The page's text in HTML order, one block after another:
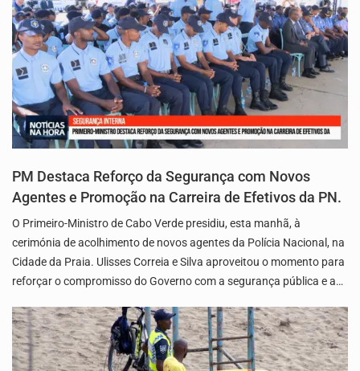
PM Destaca Reforço da Segurança com Novos
Agentes e Promoção na Carreira de Efetivos da PN.
O Primeiro-Ministro de Cabo Verde presidiu, esta manhã, à
cerimónia de acolhimento de novos agentes da Polícia Nacional, na
Cidade da Praia. Ulisses Correia e Silva aproveitou o momento para
reforçar o compromisso do Governo com a segurança pública e a…